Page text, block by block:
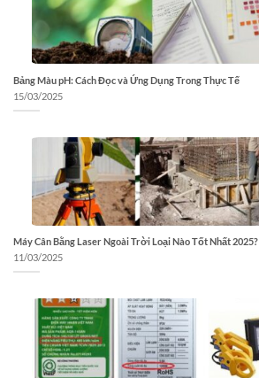
Bảng Màu pH: Cách Đọc và Ứng Dụng Trong Thực Tế
15/03/2025
Máy Cân Bằng Laser Ngoài Trời Loại Nào Tốt Nhất 2025?
11/03/2025